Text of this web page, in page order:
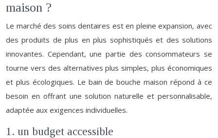
maison ?
Le marché des soins dentaires est en pleine expansion, avec
des produits de plus en plus sophistiqués et des solutions
innovantes. Cependant, une partie des consommateurs se
tourne vers des alternatives plus simples, plus économiques
et plus écologiques. Le bain de bouche maison répond à ce
besoin en offrant une solution naturelle et personnalisable,
adaptée aux exigences individuelles.
1. un budget accessible